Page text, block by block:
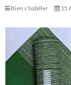
Bien s’habiller 15